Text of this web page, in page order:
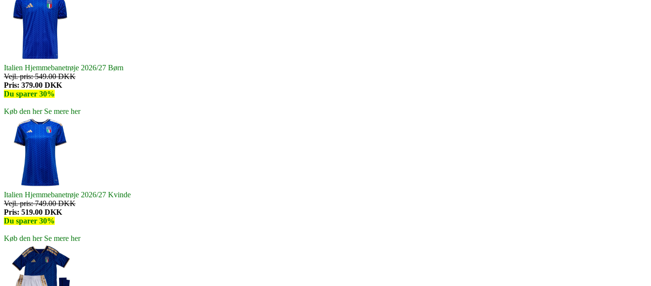
Italien Hjemmebanetrøje 2026/27 Børn
Vejl. pris: 549.00 DKK
Pris: 379.00 DKK
Du sparer 30%
Køb den herSe mere her
Italien Hjemmebanetrøje 2026/27 Kvinde
Vejl. pris: 749.00 DKK
Pris: 519.00 DKK
Du sparer 30%
Køb den herSe mere her